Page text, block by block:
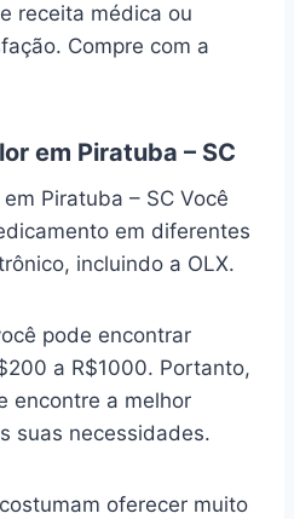
receita médica ou
Compre com a
em Piratuba – SC
Piratuba – SC Você
em diferentes
incluindo a OLX.
pode encontrar
a R$1000. Portanto,
encontre a melhor
suas necessidades.
oferecer muito